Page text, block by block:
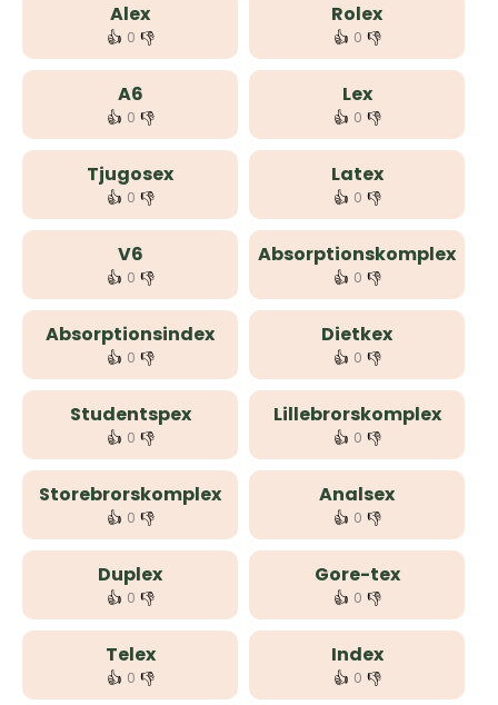
Alex
👍 0 👎
Rolex
👍 0 👎
A6
👍 0 👎
Lex
👍 0 👎
Tjugosex
👍 0 👎
Latex
👍 0 👎
V6
👍 0 👎
Absorptionskomplex
👍 0 👎
Absorptionsindex
👍 0 👎
Dietkex
👍 0 👎
Studentspex
👍 0 👎
Lillebrorskomplex
👍 0 👎
Storebrorskomplex
👍 0 👎
Analsex
👍 0 👎
Duplex
👍 0 👎
Gore-tex
👍 0 👎
Telex
👍 0 👎
Index
👍 0 👎